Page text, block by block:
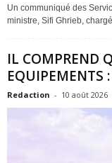
Un communiqué des
ministre, Sifi Ghrieb,
IL COMPREND
Redaction - 10 août 2026